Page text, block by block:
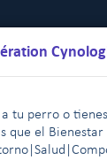
a tu perro o
que el